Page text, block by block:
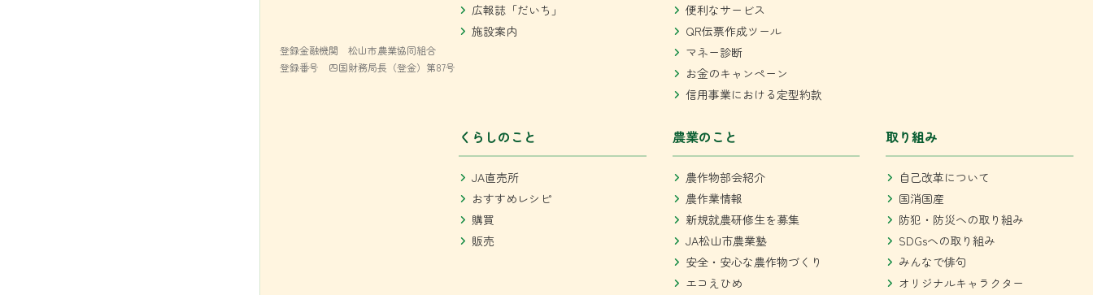
登録金融機関 松山市農業協同組合
登録番号 四国財務局長（登金）第87号
広報誌「だいち」
施設案内
便利なサービス
QR伝票作成ツール
マネー診断
お金のキャンペーン
信用事業における定型約款
くらしのこと
JA直売所
おすすめレシピ
購買
販売
農業のこと
農作物部会紹介
農作業情報
新規就農研修生を募集
JA松山市農業塾
安全・安心な農作物づくり
エコえひめ
取り組み
自己改革について
国消国産
防犯・防災への取り組み
SDGsへの取り組み
みんなで俳句
オリジナルキャラクター